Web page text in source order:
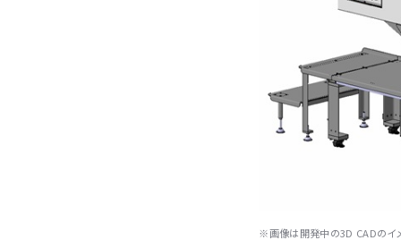
※画像は開発中の3D CADのイ